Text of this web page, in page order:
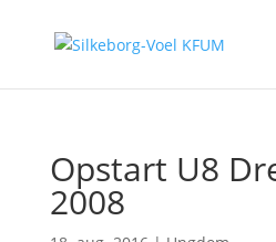
Opstart U8
2008